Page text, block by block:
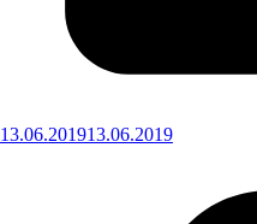
13.06.201913.06.2019